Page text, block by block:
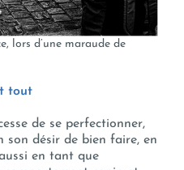
lors d’une maraude de
tout
de se perfectionner,
son désir de bien faire, en
en tant que